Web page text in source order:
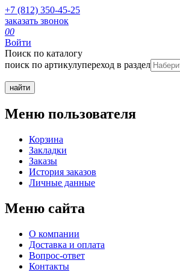
+7 (812) 350-45-25
заказать звонок
00
Войти
Поиск по каталогу
поиск по артикулупереход в раздел
Меню пользователя
Корзина
Закладки
Заказы
История заказов
Личные данные
Меню сайта
О компании
Доставка и оплата
Вопрос-ответ
Контакты